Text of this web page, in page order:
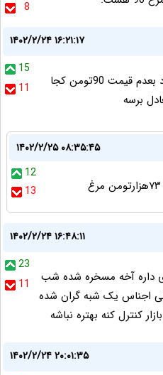
8
۱۴۰۲/۲/۲۴ ۱۶:۲۱:۱۷
15
11
باسلام مرغ الان شهرکرد گیر نمیاد بعدم قیمت 90تومن کجا
برسه
۱۴۰۲/۲/۲۵ ۰۸:۳۵:۴۵
12
13
۱۴۰۲/۲/۲۴ ۱۶:۴۸:۱۱
23
11
داره آخه مسخره شده شب
اجناس یک شبه گران شده
کنترل کنه بهتره نباشه
۱۴۰۲/۲/۲۴ ۲۰:۰۱:۳۵